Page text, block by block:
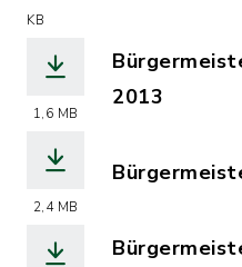
KB
1,6 MB
2013
2,4 MB